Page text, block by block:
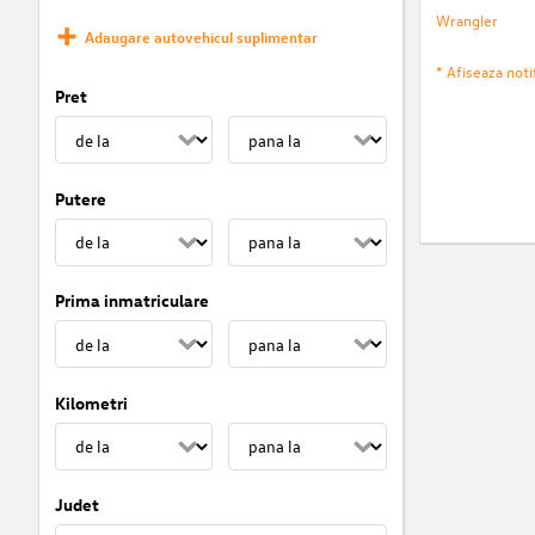
Adaugare autovehicul suplimentar
Pret
Putere
Prima inmatriculare
Kilometri
Judet
Wrangler
* Afiseaza